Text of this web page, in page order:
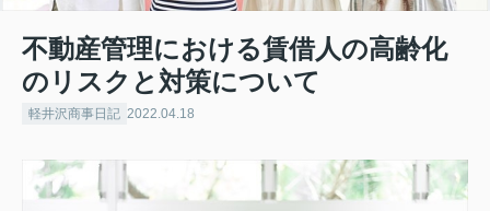
不動産管理における賃借人の高齢化
のリスクと対策について
軽井沢商事日記 2022.04.18